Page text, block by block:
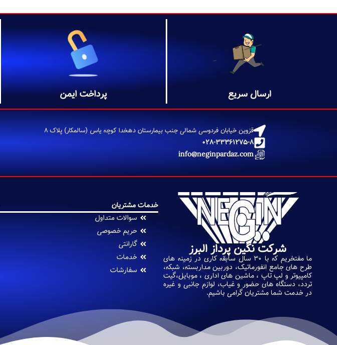
ارسال سریع پرداخت ایمن
قزوین خیابان فردوسی شمالی جنب بیمارستان دهخدا کوچه یاس (سالمکار) پلاک 8
028-33361275-8
info@neginpardaz.com
شرکت نگین پرداز البرز
ما مفتخریم که با 30 سال سابقه کاری در زمینه های
طرح های جامع انفورماتیک، دوربین مداربسته، شبکه،
کامپیوتر و لپ تاپ ، ماشین های اداری ، موبایل،گیت
تردد، دستگاه های حضور و غیاب، لوازم جانبی و غیره
در خدمت شما مشتریان گرامی باشیم.
خدمات مشتریان
سوالات متداول
حریم خصوصی
گارانتی
خدمات
سفارشات